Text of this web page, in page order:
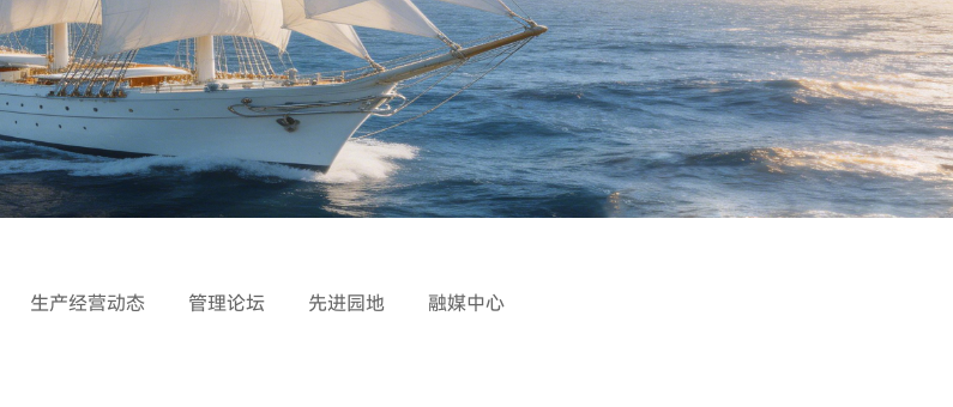
生产经营动态 管理论坛 先进园地 融媒中心